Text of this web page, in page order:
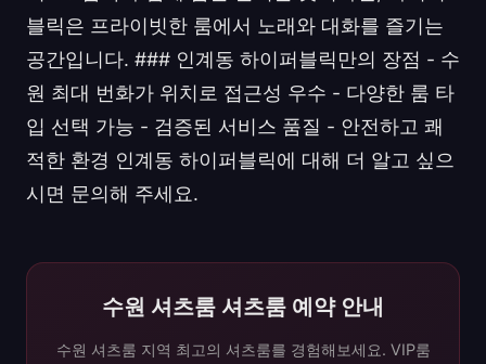
블릭은 프라이빗한 룸에서 노래와 대화를 즐기는
공간입니다. ### 인계동 하이퍼블릭만의 장점 - 수
원 최대 번화가 위치로 접근성 우수 - 다양한 룸 타
입 선택 가능 - 검증된 서비스 품질 - 안전하고 쾌
적한 환경 인계동 하이퍼블릭에 대해 더 알고 싶으
시면 문의해 주세요.
수원 셔츠룸 셔츠룸 예약 안내
수원 셔츠룸 지역 최고의 셔츠룸를 경험해보세요. VIP룸